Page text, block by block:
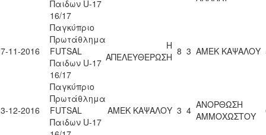
Παιδων U-17
16/17
11-2016
Παγκύπριο
Πρωτάθλημα
FUTSAL
Παιδων U-17
16/17
Η
ΑΠΕΛΕΥΘΕΡΩΣΗ 8 3 ΑΜΕΚ ΚΑΨΑΛΟΥ
12-2016
Παγκύπριο
Πρωτάθλημα
FUTSAL
Παιδων U-17
ΑΜΕΚ ΚΑΨΑΛΟΥ 3 4 ΑΝΟΡΘΩΣΗ
ΑΜΜΟΧΩΣΤΟΥ